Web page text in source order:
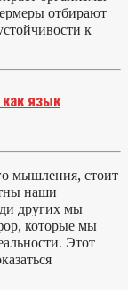
отбирают
к
как язык
мышления, стоит
наши
других мы
которые мы
Этот